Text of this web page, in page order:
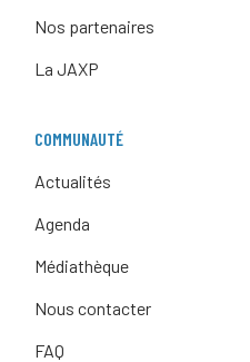
Nos partenaires
La JAXP
COMMUNAUTÉ
Actualités
Agenda
Médiathèque
Nous contacter
FAQ